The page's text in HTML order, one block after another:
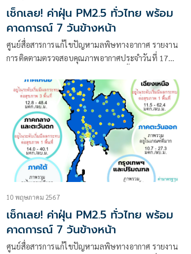
เช็กเลย! ค่าฝุ่น PM2.5 ทั่วไทย พร้อม
คาดการณ์ 7 วันข้างหน้า
ศูนย์สื่อสารการแก้ไขปัญหามลพิษทางอากาศ รายงาน
การติดตามตรวจสอบคุณภาพอากาศประจำวันที่ 17
10 พฤษภาคม 2567
เช็กเลย! ค่าฝุ่น PM2.5 ทั่วไทย พร้อม
คาดการณ์ 7 วันข้างหน้า
ศูนย์สื่อสารการแก้ไขปัญหามลพิษทางอากาศ รายงาน